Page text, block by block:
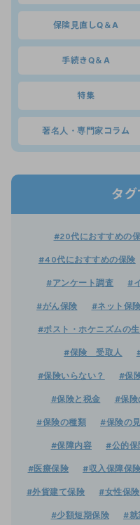
保険見直しQ＆A
手続きQ＆A
特集
著名人・専門家コラム
タ
#20代におすすめの
#40代におすすめの保険
#アンケート調査 #
#がん保険 #ネット保
#ポスト・ホケニズムの
#保険 受取人
#保険いらない？ #保
#保険と税金 #保険
#保険の種類 #保険の
#保障内容 #公的
#医療保険 #収入保障保
#外貨建て保険 #女性保険
#少額短期保険 #就